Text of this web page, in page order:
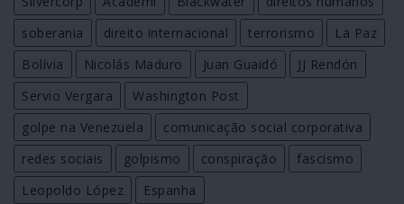
soberania
direito internacional terrorismo
La Paz
Bolívia
Nicolás Maduro Juan Guaidó
JJ Rendón
Servio Vergara
Washington Post
golpe na Venezuela
comunicação social corporativa
redes sociais
golpismo conspiração
fascismo
Leopoldo López
Espanha